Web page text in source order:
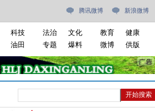
腾讯微博 新浪微博
科技
油田
法治
文化
专题
爆料
教育
健康
微博
供版